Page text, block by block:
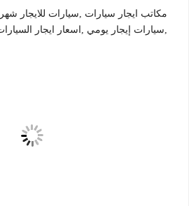
مكاتب ايجار سيارات ,سيارات للايجار
,سيارات إيجار يومي ,اسعار ايجار